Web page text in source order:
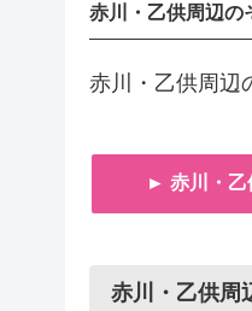
赤川・乙供周辺の
赤川・乙供周辺
► 赤川・乙
赤川・乙供周